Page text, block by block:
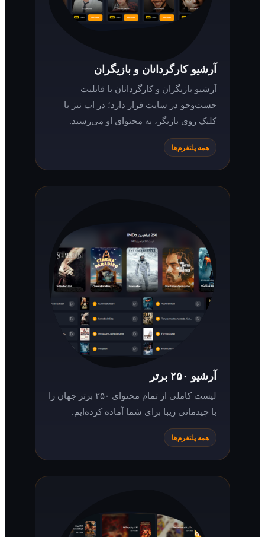
آرشیو کارگردانان و بازیگران
آرشیو بازیگران و کارگردانان با قابلیت
جست‌وجو در سایت قرار دارد؛ در اپ نیز با
کلیک روی بازیگر، به محتوای او می‌رسید.
همه پلتفرم‌ها
لیست کاملی از تمام محتوای ۲۵۰ برتر جهان را
با چیدمانی زیبا برای شما آماده کرده‌ایم.
همه پلتفرم‌ها